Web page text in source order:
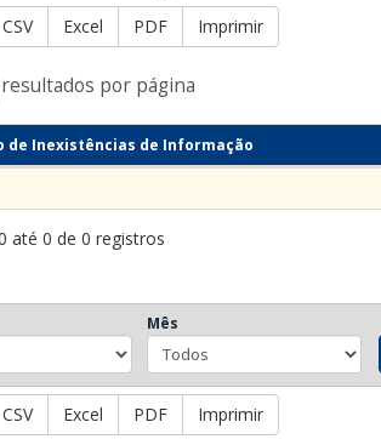
CSV Excel PDF Imprimir
resultados por página
de Inexistências de Informação
até 0 de 0 registros
Mês
CSV Excel PDF Imprimir